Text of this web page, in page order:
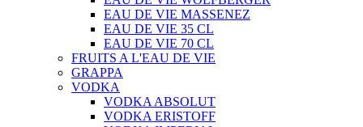
EAU DE VIE MASSENEZ
EAU DE VIE 35 CL
EAU DE VIE 70 CL
FRUITS A L'EAU DE VIE
GRAPPA
VODKA
VODKA ABSOLUT
VODKA ERISTOFF